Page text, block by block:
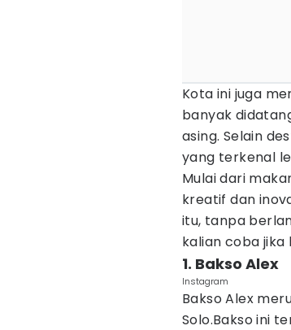
Kota ini juga
banyak
asing. Selain
yang terkenal
Mulai dari
kreatif dan
itu, tanpa
kalian coba jika
1. Bakso Alex
Instagram
Bakso Alex
Solo.Bakso ini